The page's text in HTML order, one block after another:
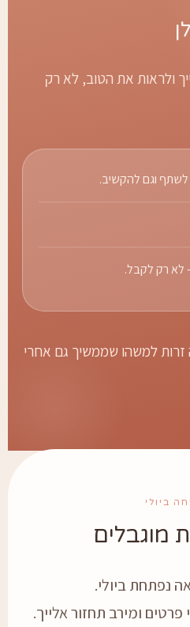
את הטוב, לא רק
וגם להקשיב.
לקבל.
למשהו שממשיך גם אחרי
ביולי.
ומירב תחזור אלייך.